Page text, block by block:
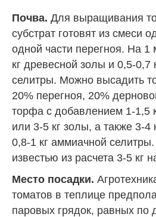
Почва. Для выращивания
субстрат готовят из смеси
одной части перегноя. На 1
кг древесной золы и 0,5-0,7
селитры. Можно высадить
20% перегноя, 20%
торфа с добавлением 1-1,5
или 3-5 кг золы, а также 3-4
0,8-1 кг аммиачной
известью из расчета 3-5 кг
Место посадки.
томатов в теплице
паровых грядок, равных по